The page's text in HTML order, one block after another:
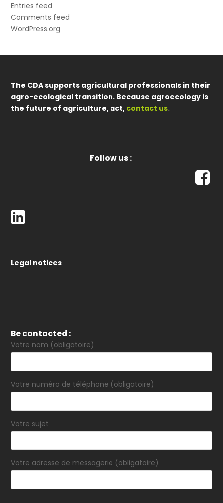
Entries feed
Comments feed
WordPress.org
The CDA supports agricultural professionals in their
agro-ecological transition. Because agroecology is
the future of agriculture, act, contact us.
Follow us :
Legal notices
Be contacted :
Votre nom (obligatoire)
Votre numéro de téléphone (obligatoire)
Votre sujet
Votre adresse de messagerie (obligatoire)